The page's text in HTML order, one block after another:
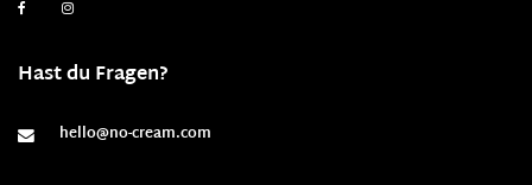
Hast du Fragen?
hello@no-cream.com